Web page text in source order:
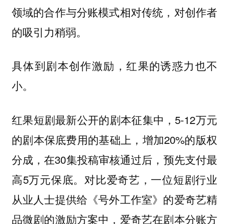
领域的合作与分账模式相对传统，对创作者
的吸引力稍弱。
具体到剧本创作激励，红果的诱惑力也不
小。
红果短剧最新公开的剧本征集中，5-12万元
的剧本保底费用的基础上，增加20%的版权
分成，在30集投稿审核通过后，预先支付最
高5万元保底。对比爱奇艺，一位短剧行业
从业人士提供给《号外工作室》的爱奇艺精
品微剧的激励方案中，爱奇艺在剧本分账方